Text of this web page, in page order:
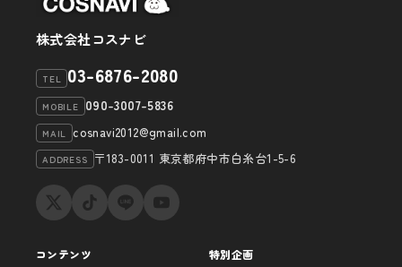
株式会社コスナビ
TEL 03-6876-2080
MOBILE 090-3007-5836
MAIL cosnavi2012@gmail.com
ADDRESS 〒183-0011 東京都府中市白糸台1-5-6
コンテンツ 特別企画